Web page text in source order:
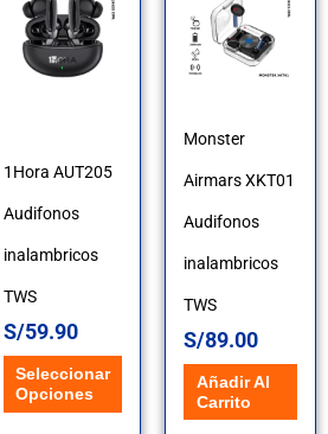
1Hora AUT205
Audifonos
inalambricos
TWS
S/59.90
Seleccionar
Opciones
producto
tiene
Las
opciones
se
pueden
elegir
en
Monster
Airmars XKT01
Audifonos
inalambricos
TWS
S/89.00
Añadir Al
Carrito